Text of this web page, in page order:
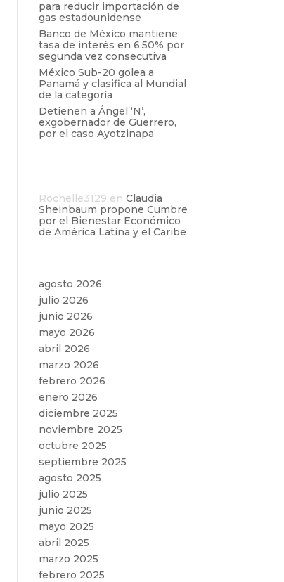
para reducir importación de
gas estadounidense
Banco de México mantiene
tasa de interés en 6.50% por
segunda vez consecutiva
México Sub-20 golea a
Panamá y clasifica al Mundial
de la categoría
Detienen a Ángel ‘N’,
exgobernador de Guerrero,
por el caso Ayotzinapa
Rochelle3129 en Claudia
Sheinbaum propone Cumbre
por el Bienestar Económico
de América Latina y el Caribe
agosto 2026
julio 2026
junio 2026
mayo 2026
abril 2026
marzo 2026
febrero 2026
enero 2026
diciembre 2025
noviembre 2025
octubre 2025
septiembre 2025
agosto 2025
julio 2025
junio 2025
mayo 2025
abril 2025
marzo 2025
febrero 2025